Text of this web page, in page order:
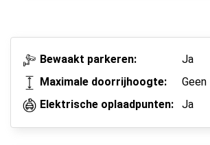
Bewaakt parkeren:
Ja
Maximale doorrijhoogte:
Geen
Elektrische oplaadpunten:
Ja